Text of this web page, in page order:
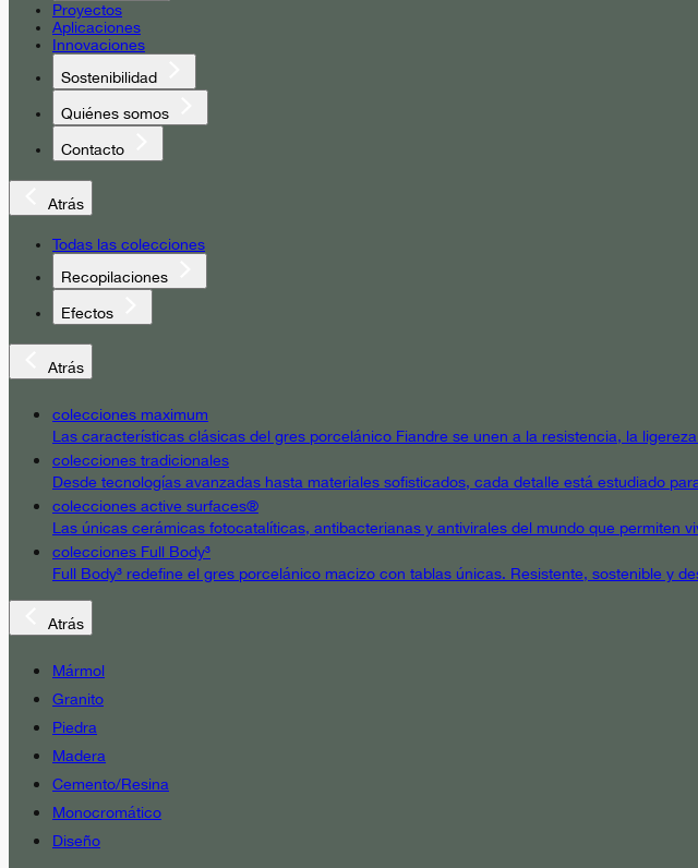
Proyectos
Aplicaciones
Innovaciones
Sostenibilidad
Quiénes somos
Contacto
Atrás
Todas las colecciones
Recopilaciones
Efectos
Atrás
colecciones maximum
Las características clásicas del gres porcelánico Fiandre se unen a la resistencia, la
colecciones tradicionales
Desde tecnologías avanzadas hasta materiales sofisticados, cada detalle está estudiado
colecciones active surfaces®
Las únicas cerámicas fotocatalíticas, antibacterianas y antivirales del mundo que permiten
colecciones Full Body³
Full Body³ redefine el gres porcelánico macizo con tablas únicas. Resistente, sostenible y
Atrás
Mármol
Granito
Piedra
Madera
Cemento/Resina
Monocromático
Diseño